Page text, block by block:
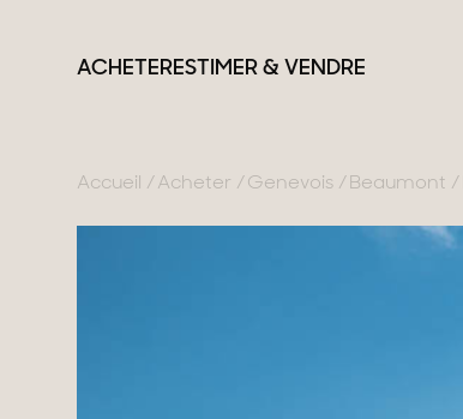
ACHETERESTIMER & VENDRE
Accueil Acheter Genevois Beaumont